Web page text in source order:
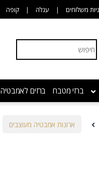
משלוחים עגלה קופה
Search for:
ברזי מטבח ברזים לאמבטיה
ארונות אמבטיה מעוצבים